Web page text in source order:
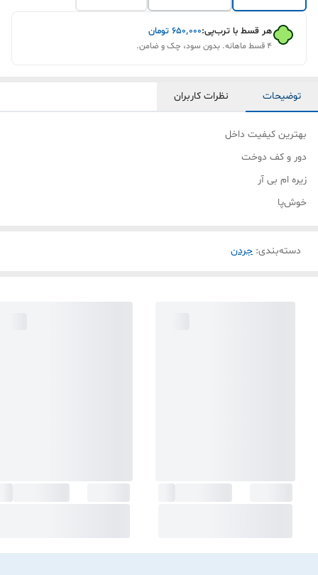
هر قسط با ترب‌پی:۶۵۰٬۰۰۰ تومان
۴ قسط ماهانه. بدون سود، چک و ضامن.
توضیحات نظرات کاربران
بهترین کیفیت داخل
دور و کف دوخت
زیره ام بی آر
خوش‌پا
دسته‌بندی: جردن